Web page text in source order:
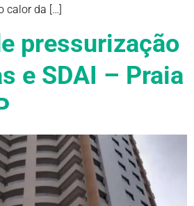
calor da […]
pressurização
e SDAI – Praia